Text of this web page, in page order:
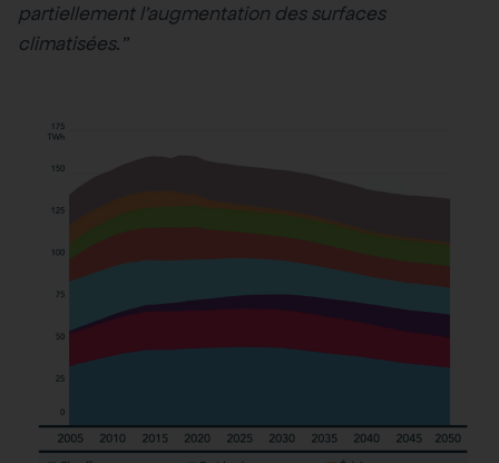
partiellement l’augmentation des surfaces
climatisées.”